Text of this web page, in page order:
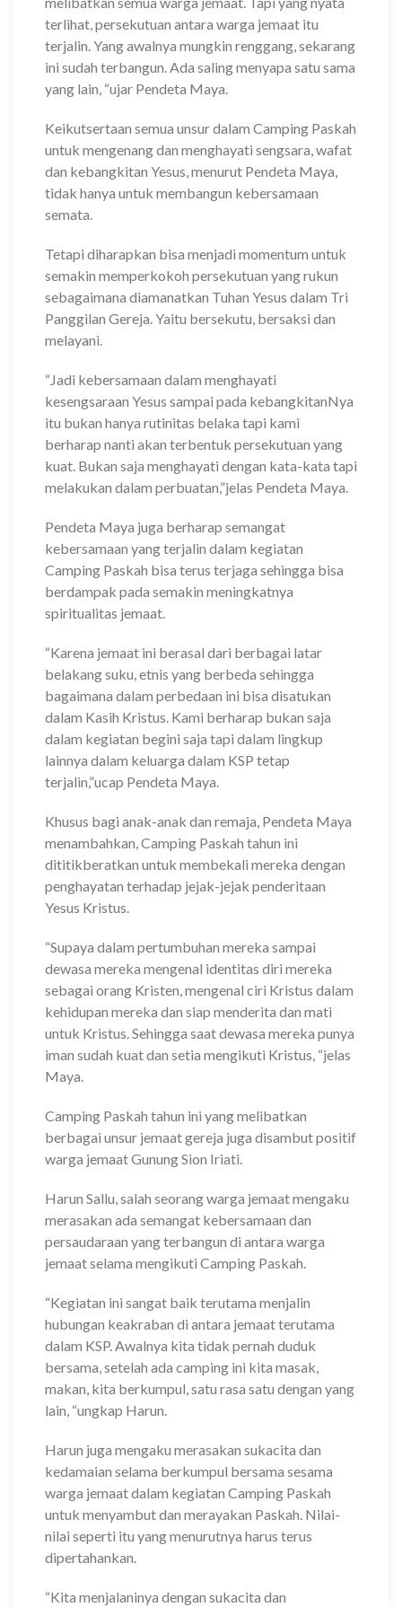
terlihat, persekutuan antara warga jemaat itu
terjalin. Yang awalnya mungkin renggang, sekarang
ini sudah terbangun. Ada saling menyapa satu sama
yang lain, “ujar Pendeta Maya.
Keikutsertaan semua unsur dalam Camping Paskah
untuk mengenang dan menghayati sengsara, wafat
dan kebangkitan Yesus, menurut Pendeta Maya,
tidak hanya untuk membangun kebersamaan
semata.
Tetapi diharapkan bisa menjadi momentum untuk
semakin memperkokoh persekutuan yang rukun
sebagaimana diamanatkan Tuhan Yesus dalam Tri
Panggilan Gereja. Yaitu bersekutu, bersaksi dan
melayani.
“Jadi kebersamaan dalam menghayati
kesengsaraan Yesus sampai pada kebangkitanNya
itu bukan hanya rutinitas belaka tapi kami
berharap nanti akan terbentuk persekutuan yang
kuat. Bukan saja menghayati dengan kata-kata tapi
melakukan dalam perbuatan,”jelas Pendeta Maya.
Pendeta Maya juga berharap semangat
kebersamaan yang terjalin dalam kegiatan
Camping Paskah bisa terus terjaga sehingga bisa
berdampak pada semakin meningkatnya
spiritualitas jemaat.
“Karena jemaat ini berasal dari berbagai latar
belakang suku, etnis yang berbeda sehingga
bagaimana dalam perbedaan ini bisa disatukan
dalam Kasih Kristus. Kami berharap bukan saja
dalam kegiatan begini saja tapi dalam lingkup
lainnya dalam keluarga dalam KSP tetap
terjalin,”ucap Pendeta Maya.
Khusus bagi anak-anak dan remaja, Pendeta Maya
menambahkan, Camping Paskah tahun ini
dititikberatkan untuk membekali mereka dengan
penghayatan terhadap jejak-jejak penderitaan
Yesus Kristus.
“Supaya dalam pertumbuhan mereka sampai
dewasa mereka mengenal identitas diri mereka
sebagai orang Kristen, mengenal ciri Kristus dalam
kehidupan mereka dan siap menderita dan mati
untuk Kristus. Sehingga saat dewasa mereka punya
iman sudah kuat dan setia mengikuti Kristus, “jelas
Maya.
Camping Paskah tahun ini yang melibatkan
berbagai unsur jemaat gereja juga disambut positif
warga jemaat Gunung Sion Iriati.
Harun Sallu, salah seorang warga jemaat mengaku
merasakan ada semangat kebersamaan dan
persaudaraan yang terbangun di antara warga
jemaat selama mengikuti Camping Paskah.
“Kegiatan ini sangat baik terutama menjalin
hubungan keakraban di antara jemaat terutama
dalam KSP. Awalnya kita tidak pernah duduk
bersama, setelah ada camping ini kita masak,
makan, kita berkumpul, satu rasa satu dengan yang
lain, “ungkap Harun.
Harun juga mengaku merasakan sukacita dan
kedamaian selama berkumpul bersama sesama
warga jemaat dalam kegiatan Camping Paskah
untuk menyambut dan merayakan Paskah. Nilai-
nilai seperti itu yang menurutnya harus terus
dipertahankan.
“Kita menjalaninya dengan sukacita dan